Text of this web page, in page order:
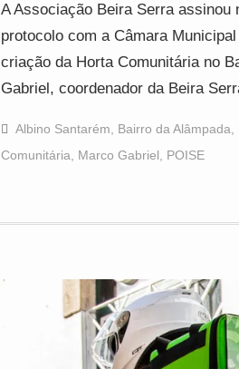
A Associação Beira Serra assinou
protocolo com a Câmara
criação da Horta Comunitária no
Gabriel, coordenador da Beira
Albino Santarém, Bairro da Alâmpada,
Comunitária, Marco Gabriel, POISE